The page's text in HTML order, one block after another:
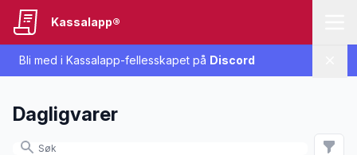
Bli med i Kassalapp-fellesskapet på Discord
Kassalapp®
Dagligvarer